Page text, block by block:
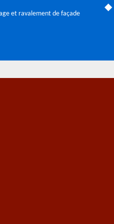
et ravalement de façade